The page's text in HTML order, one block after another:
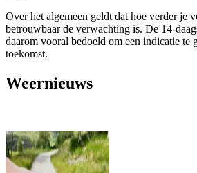
Over het algemeen geldt dat hoe verder je
betrouwbaar de verwachting is. De 14-
daarom vooral bedoeld om een indicatie te
toekomst.
Weernieuws